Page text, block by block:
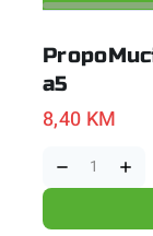
a5
8,40 KM